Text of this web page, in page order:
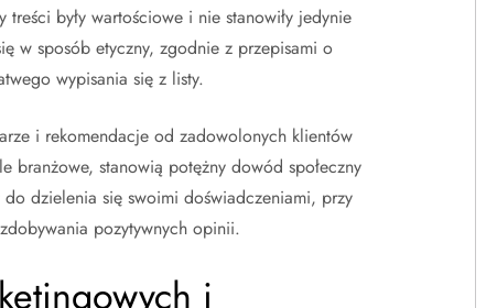
były wartościowe i nie stanowiły jedynie
w sposób etyczny, zgodnie z przepisami o
wypisania się z listy.
i rekomendacje od zadowolonych klientów
stanowią potężny dowód społeczny
dzielenia się swoimi doświadczeniami, przy
pozytywnych opinii.
i